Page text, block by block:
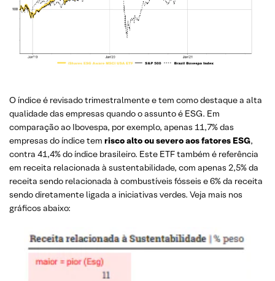
O índice é revisado trimestralmente e tem como destaque a alta
qualidade das empresas quando o assunto é ESG. Em
comparação ao Ibovespa, por exemplo, apenas 11,7% das
empresas do índice tem risco alto ou severo aos fatores ESG,
contra 41,4% do índice brasileiro. Este ETF também é referência
em receita relacionada à sustentabilidade, com apenas 2,5% da
receita sendo relacionada à combustíveis fósseis e 6% da receita
sendo diretamente ligada a iniciativas verdes. Veja mais nos
gráficos abaixo: